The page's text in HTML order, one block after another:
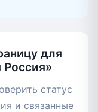
для
Россия»
статус
и связанные